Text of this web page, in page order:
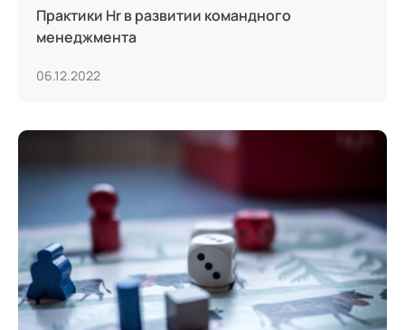
Практики Нr в развитии командного
менеджмента
06.12.2022